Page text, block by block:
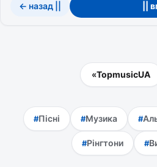
← назад || ||
«TopmusicUA
Пісні Музика
Рінгтони